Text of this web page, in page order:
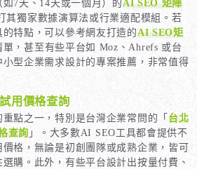
7天、14天或一個月）的AI SEO 矩陣
其獨家數據演算法或行業適配模組。若
特點，可以參考網友打造的AI SEO矩
單，甚至有些平台如 Moz、Ahrefs 或台
型企業需求設計的專案推薦，非常值得
用價格查詢
點之一，特別是台灣企業常問的「台北
查詢 」。大多數AI SEO工具都會提供不
格，無論是初創團隊或成熟企業，皆可
購。此外，有些平台設計出按量付費、